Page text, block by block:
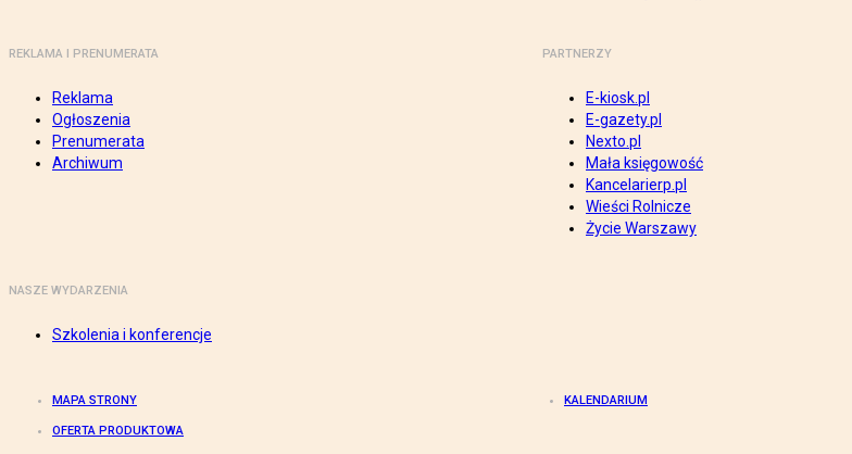
REKLAMA I PRENUMERATA
Reklama
Ogłoszenia
Prenumerata
Archiwum
PARTNERZY
E-kiosk.pl
E-gazety.pl
Nexto.pl
Mała księgowość
Kancelarierp.pl
Wieści Rolnicze
Życie Warszawy
NASZE WYDARZENIA
Szkolenia i konferencje
MAPA STRONY KALENDARIUM
OFERTA PRODUKTOWA